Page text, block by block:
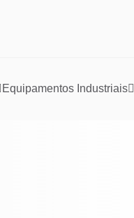
Equipamentos Industriais